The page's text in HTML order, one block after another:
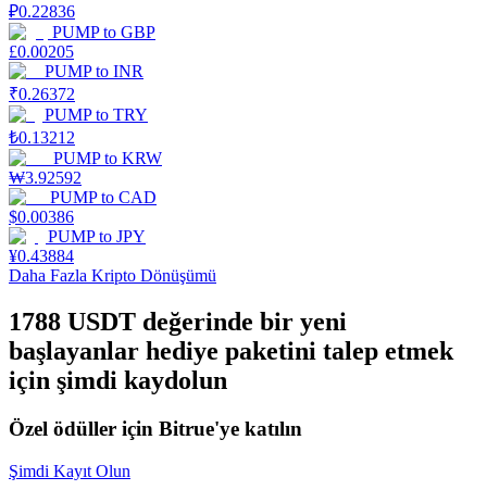
Staking
Yüksek getiri ve anında erişim
Launchpool
₽0.22836
PUMPto GBP
£0.00205
PUMPto INR
₹0.26372
PUMPto TRY
₺0.13212
PUMPto KRW
₩3.92592
PUMPto CAD
$0.00386
PUMPto JPY
¥0.43884
Daha Fazla Kripto Dönüşümü
1788 USDT değerinde bir yeni
başlayanlar hediye paketini talep etmek
için şimdi kaydolun
Özel ödüller için Bitrue'ye katılın
Şimdi Kayıt Olun